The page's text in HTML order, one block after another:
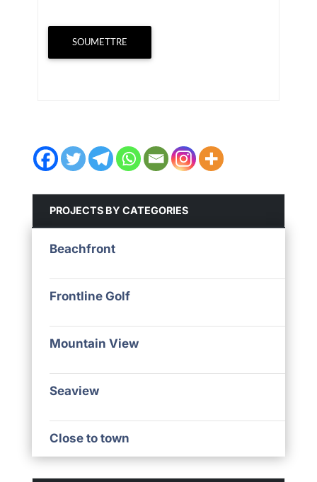
SOUMETTRE
PROJECTS BY CATEGORIES
Beachfront
Frontline Golf
Mountain View
Seaview
Close to town